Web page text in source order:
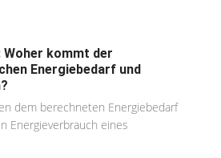
Woher kommt der
Energiebedarf und
dem berechneten Energiebedarf
Energieverbrauch eines